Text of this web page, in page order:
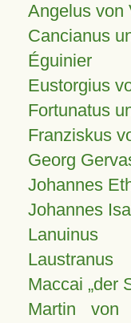
Angelus von
Cancianus
Éguinier
Eustorgius
Fortunatus
Franziskus
Georg
Johannes
Johannes
Lanuinus
Laustranus
Maccai „der
Martin von